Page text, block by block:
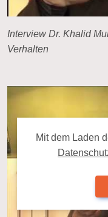
Interview Dr. Khalid
Verhalten
Mit dem La­den